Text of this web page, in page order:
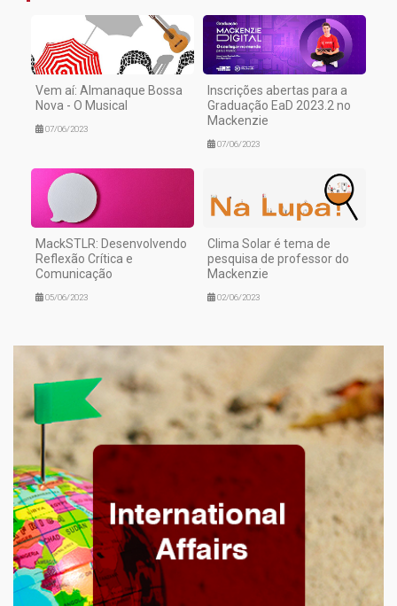
Vem aí: Almanaque Bossa
Nova - O Musical
07/06/2023
Inscrições abertas para a
Graduação EaD 2023.2 no
Mackenzie
07/06/2023
MackSTLR: Desenvolvendo
Reflexão Crítica e
Comunicação
05/06/2023
Clima Solar é tema de
pesquisa de professor do
Mackenzie
02/06/2023